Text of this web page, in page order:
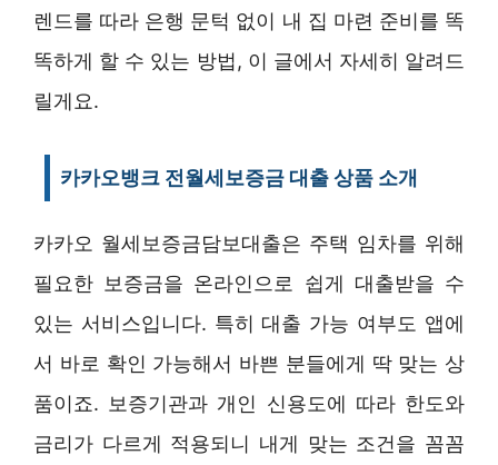
렌드를 따라 은행 문턱 없이 내 집 마련 준비를 똑
똑하게 할 수 있는 방법, 이 글에서 자세히 알려드
릴게요.
카카오뱅크 전월세보증금 대출 상품 소개
카카오 월세보증금담보대출은 주택 임차를 위해
필요한 보증금을 온라인으로 쉽게 대출받을 수
있는 서비스입니다. 특히 대출 가능 여부도 앱에
서 바로 확인 가능해서 바쁜 분들에게 딱 맞는 상
품이죠. 보증기관과 개인 신용도에 따라 한도와
금리가 다르게 적용되니 내게 맞는 조건을 꼼꼼